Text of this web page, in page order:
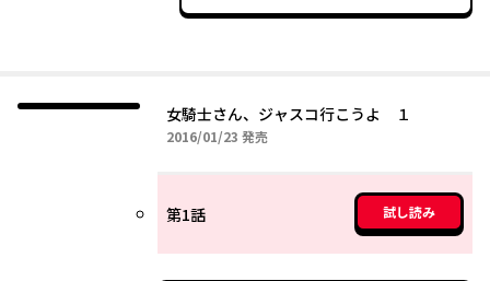
女騎士さん、ジャスコ行こうよ １
2016/01/23 2016年01月23日
発売
第1話 試し読み